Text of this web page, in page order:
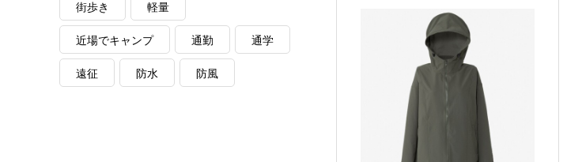
街歩き 軽量
近場でキャンプ 通勤 通学
遠征 防水 防風